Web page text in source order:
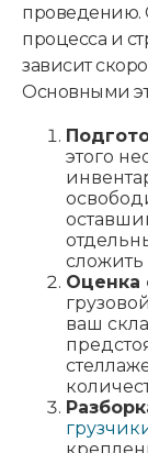
проведению.
процесса и
зависит
Основными
этого
Оценка
ваш